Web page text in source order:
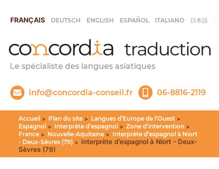
FRANÇAIS DEUTSCH ENGLISH ESPAÑOL ITALIANO 日本語
Le spécialiste des langues asiatiques
info@concordia-conseil.fr 06-8816-2119
Accueil > Plan du site > Langues d’Europe de l’Ouest >
Espagnol > Interprète d’espagnol > Zone d’intervention >
France > Nouvelle-Aquitaine >
Interprète d’espagnol à Niort
- Deux-Sèvres (79) >
Interprète d’espagnol à Niort - Deux-
Sèvres (79)